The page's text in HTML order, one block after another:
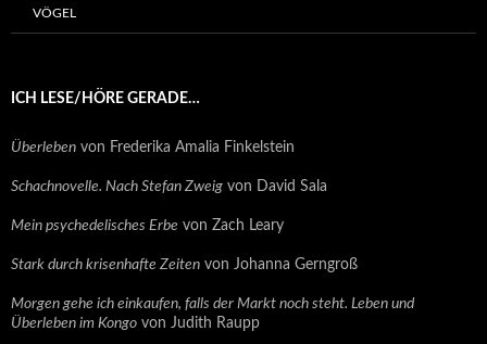
VÖGEL
ICH LESE/HÖRE GERADE…
Überleben von Frederika Amalia Finkelstein
Schachnovelle. Nach Stefan Zweig von David Sala
Mein psychedelisches Erbe von Zach Leary
Stark durch krisenhafte Zeiten von Johanna Gerngroß
Morgen gehe ich einkaufen, falls der Markt noch steht. Leben und
Überleben im Kongo von Judith Raupp